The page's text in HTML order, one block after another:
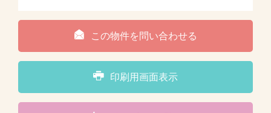
この物件を問い合わせる
印刷用画面表示